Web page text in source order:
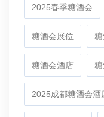
2025春季糖酒会
糖酒会展位
糖酒会酒店
2025成都糖酒会酒